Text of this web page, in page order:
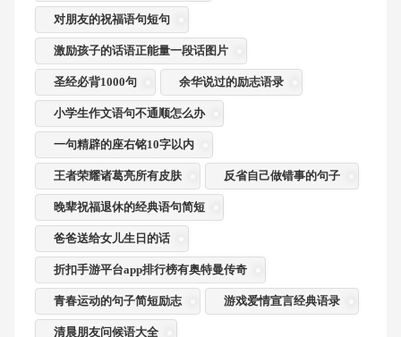
对朋友的祝福语句短句
激励孩子的话语正能量一段话图片
圣经必背1000句 余华说过的励志语录
小学生作文语句不通顺怎么办
一句精辟的座右铭10字以内
王者荣耀诸葛亮所有皮肤 反省自己做错事的句子
晚辈祝福退休的经典语句简短
爸爸送给女儿生日的话
折扣手游平台app排行榜有奥特曼传奇
青春运动的句子简短励志 游戏爱情宣言经典语录
清晨朋友问候语大全